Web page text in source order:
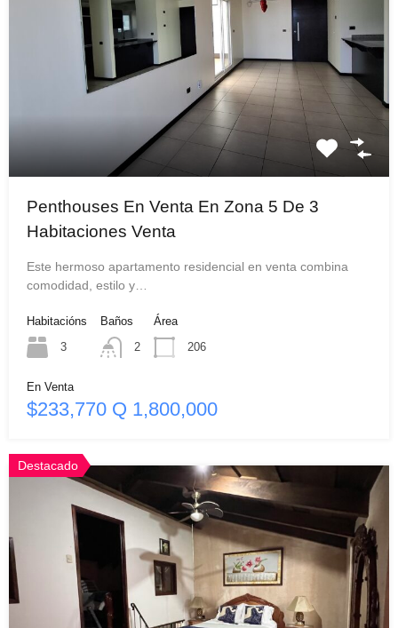
Penthouses En Venta En Zona 5 De 3
Habitaciones Venta
Este hermoso apartamento residencial en venta combina
comodidad, estilo y…
Habitacións
3
Baños
2
Área
206
En Venta
$233,770 Q 1,800,000
Destacado